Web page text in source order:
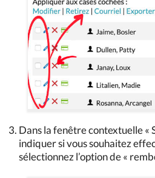
Dans la fenêtre contextuelle «
indiquer si vous souhaitez
sélectionnez l’option de «